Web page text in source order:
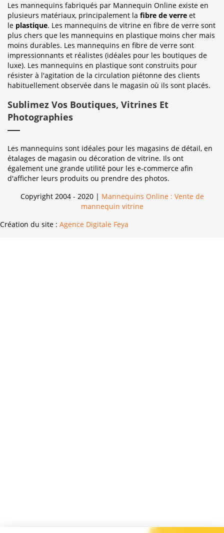
Les mannequins fabriqués par Mannequin Online existe en
plusieurs matériaux, principalement la fibre de verre et
le plastique. Les mannequins de vitrine en fibre de verre sont
plus chers que les mannequins en plastique moins cher mais
moins durables. Les mannequins en fibre de verre sont
impressionnants et réalistes (idéales pour les boutiques de
luxe). Les mannequins en plastique sont construits pour
résister à l'agitation de la circulation piétonne des clients
habituellement observée dans le magasin où ils sont placés.
Sublimez Vos Boutiques, Vitrines Et
Photographies
Les mannequins sont idéales pour les magasins de détail, en
étalages de magasin ou décoration de vitrine. Ils ont
également une grande utilité pour les e-commerce afin
d'afficher leurs produits ou prendre des photos.
Copyright 2004 - 2020 | Mannequins Online : Vente de
mannequin vitrine
Création du site : Agence Digitale Feya